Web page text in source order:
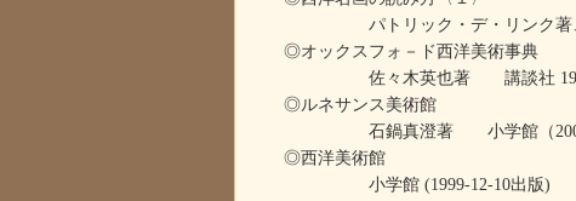
パトリック・デ・リンク著、神原
◎オックスフォ－ド西洋美術事典
佐々木英也著 講談社 1989/06
◎ルネサンス美術館
石鍋真澄著 小学館（2008/
◎西洋美術館
小学館 (1999-12-10出版)